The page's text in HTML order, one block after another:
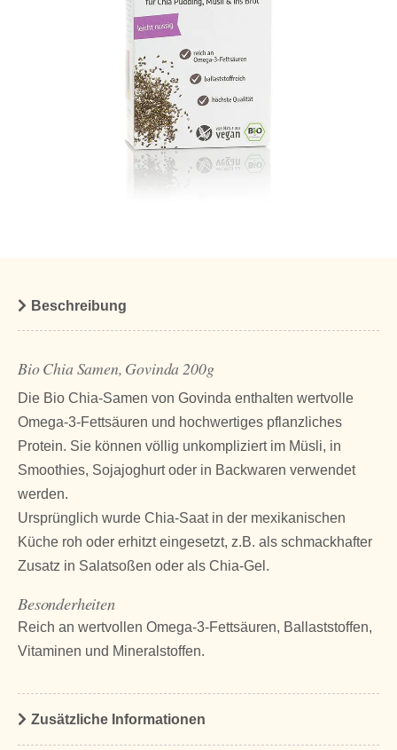
Beschreibung
Bio Chia Samen, Govinda 200g
Die Bio Chia-Samen von Govinda enthalten wertvolle
Omega-3-Fettsäuren und hochwertiges pflanzliches
Protein. Sie können völlig unkompliziert im Müsli, in
Smoothies, Sojajoghurt oder in Backwaren verwendet
werden.
Ursprünglich wurde Chia-Saat in der mexikanischen
Küche roh oder erhitzt eingesetzt, z.B. als schmackhafter
Zusatz in Salatsoßen oder als Chia-Gel.
Besonderheiten
Reich an wertvollen Omega-3-Fettsäuren, Ballaststoffen,
Vitaminen und Mineralstoffen.
Zusätzliche Informationen